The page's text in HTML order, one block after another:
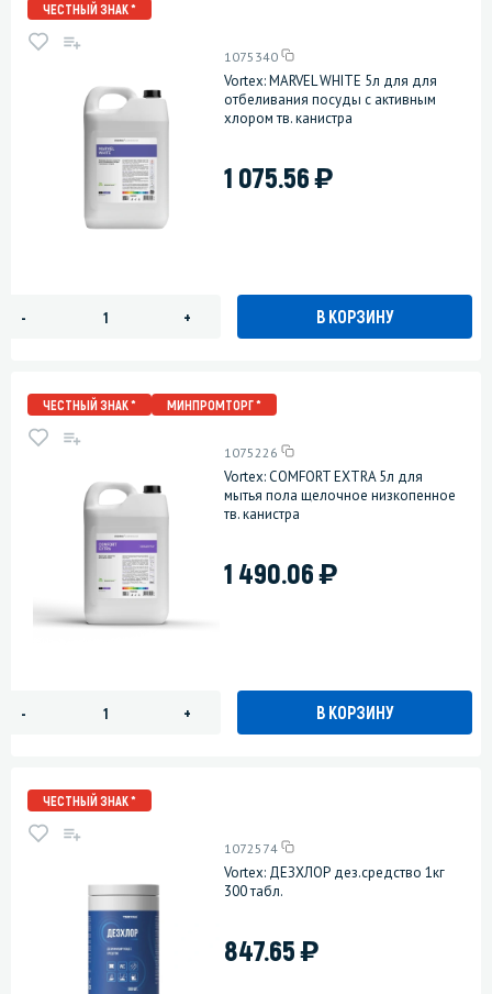
ЧЕСТНЫЙ ЗНАК *
1075340
Vortex: MARVEL WHITE 5л для для
отбеливания посуды с активным
хлором тв. канистра
1 075.56)
- + В КОРЗИНУ
ЧЕСТНЫЙ ЗНАК * МИНПРОМТОРГ *
1075226
Vortex: COMFORT EXTRA 5л для
мытья пола щелочное низкопенное
тв. канистра
1 490.06)
- + В КОРЗИНУ
ЧЕСТНЫЙ ЗНАК *
1072574
Vortex: ДЕЗХЛОР дез.средство 1кг
300 табл.
847.65)